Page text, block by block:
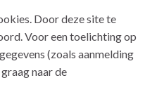
Door deze site te
Voor een toelichting op
(zoals aanmelding
naar de